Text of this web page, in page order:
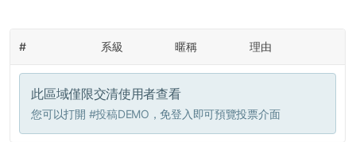
# 系級 暱稱 理由
此區域僅限交清使用者查看
您可以打開 #投稿DEMO ，免登入即可預覽投票介面